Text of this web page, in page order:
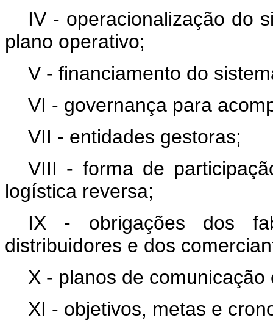
IV - operacionalização do
plano operativo;
V - financiamento do
VI - governança para
VII - entidades gestoras;
VIII - forma de
logística reversa;
IX - obrigações dos
distribuidores e dos
X - planos de
XI - objetivos, metas e